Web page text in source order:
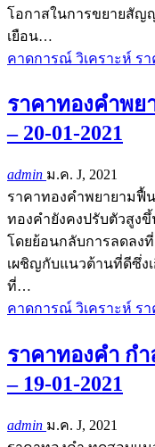
โอกาสในการขยายสัญ
เยือน…
คาดการณ์ วิเคราะห์ ร
ราคาทองคำพย
– 20-01-2021
admin ม.ค. J, 2021
ราคาทองคำพยายามฟื้น
ทองคำยังคงปรับตัวสูง
โดยย้อนกลับการลดลงที่
เผชิญกับแนวต้านที่ดีซึ่งเ
ที่…
คาดการณ์ วิเคราะห์ ร
ราคาทองคำ ก
– 19-01-2021
admin ม.ค. J, 2021